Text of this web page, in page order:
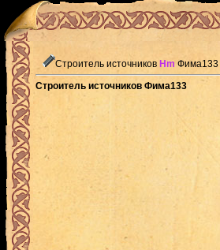
Строитель источников Hm Фима133
Строитель источников Фима133